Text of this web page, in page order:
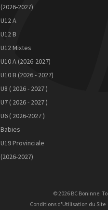
(2026-2027)
U12 A
U12 B
U12 Mixtes
U10 A (2026-2027)
U10 B (2026 - 2027)
U8 ( 2026 - 2027 )
U7 ( 2026 - 2027 )
U6 ( 2026-2027 )
Babies
U19 Provinciale
(2026-2027)
© 2026 BC Boninne.
Conditions d'Utilisation du Site